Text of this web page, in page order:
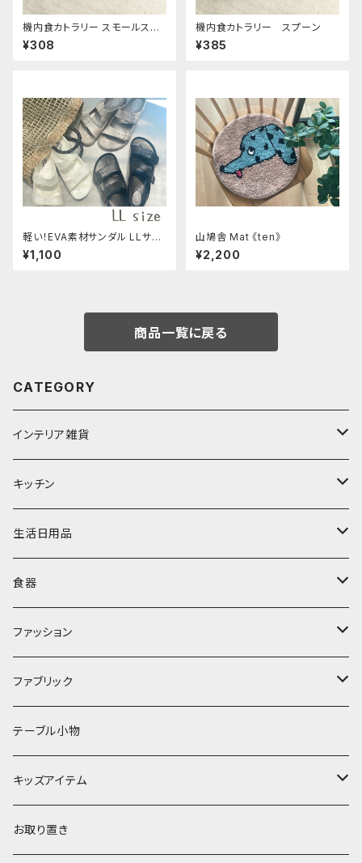
機内食カトラリー スモールスプ
ーン
¥308
機内食カトラリー スプーン
¥385
軽い！EVA素材サンダル LLサイ
ズ
¥1,100
山鳩舎 Mat 《ten》
¥2,200
商品一覧に戻る
CATEGORY
インテリア雑貨
置物・オブジェ
ミラー
ぬいぐるみ
時計
フラワーベース
ランプ
キッチン
水筒・マグ
カトラリー
食器
その他
生活日用品
タオル・ハンカチ
キッチンクロス
その他
食器
コップ・マグカップ
プレート
ボウル
お茶碗
汁椀・丼ぶり
ファッション
バッグ
エプロン
財布・ポーチ
雨傘・日傘
ファブリック
タオル
クッションカバー
スローケット
テーブル小物
キッズアイテム
靴
お取り置き